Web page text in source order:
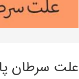
علت سرطان